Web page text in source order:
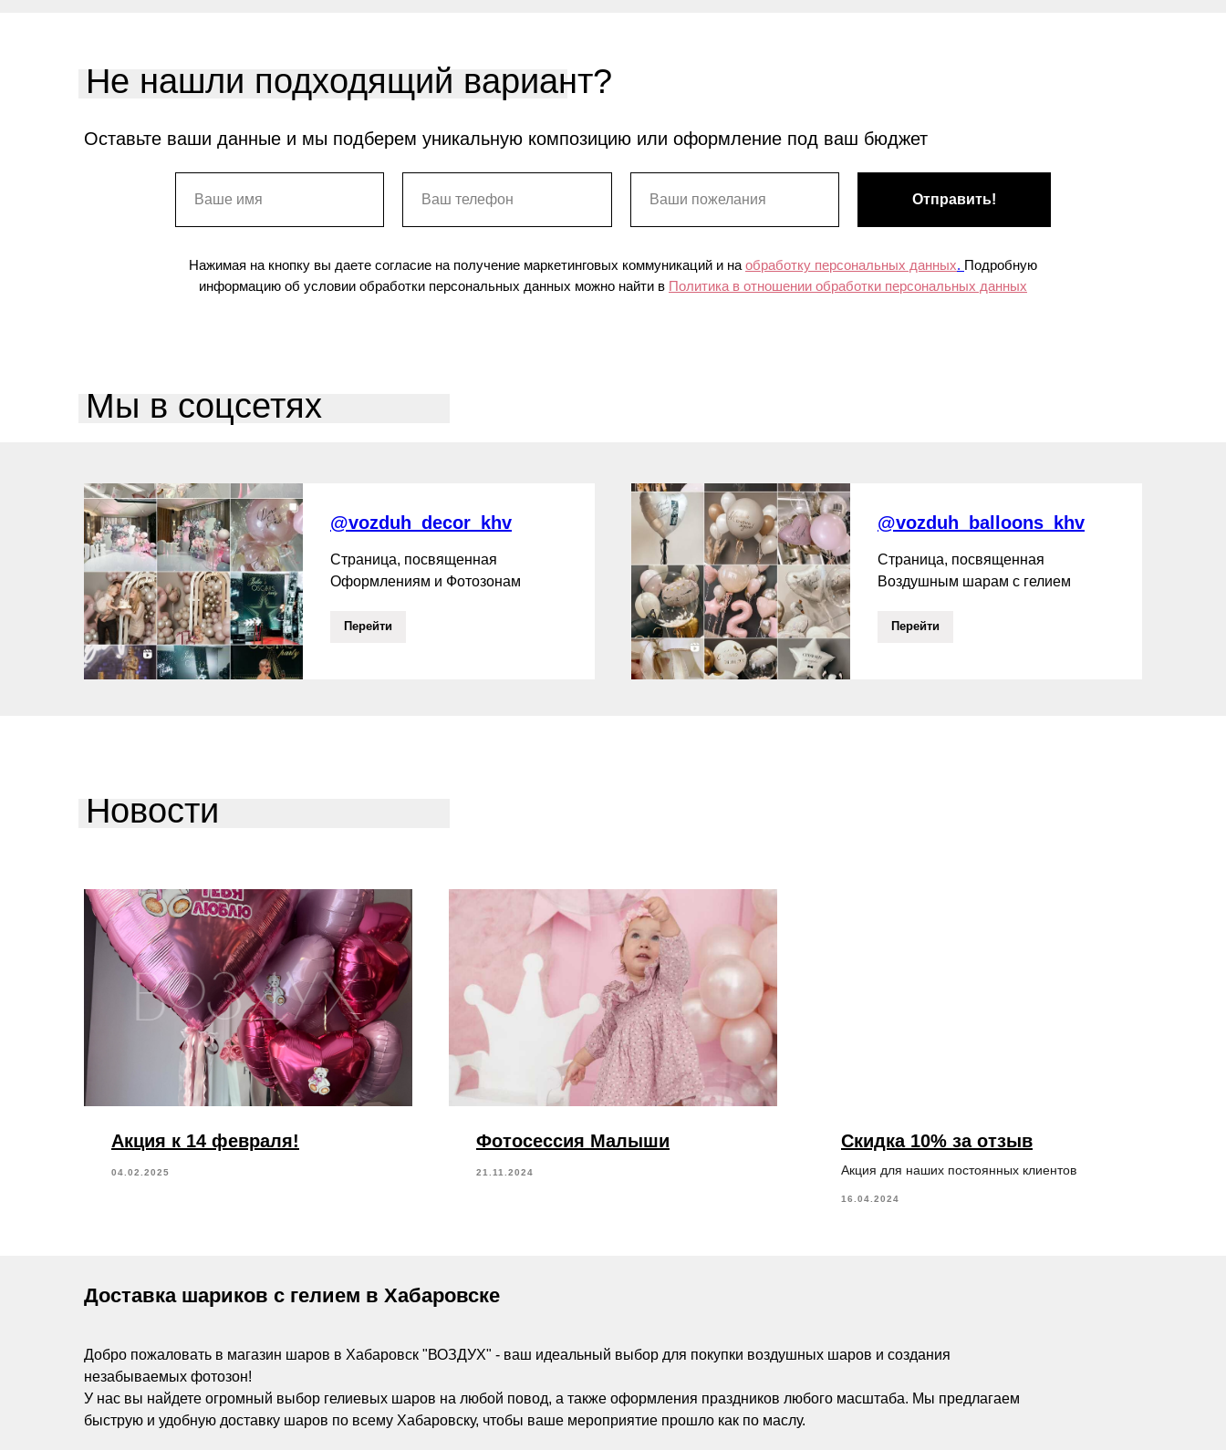
Не нашли подходящий вариант?
Оставьте ваши данные и мы подберем уникальную композицию или оформление под ваш бюджет
Отправить!
Нажимая на кнопку вы даете согласие на получение маркетинговых коммуникаций и на обработку персональных данных. Подробную
информацию об условии обработки персональных данных можно найти в Политика в отношении обработки персональных данных
Мы в соцсетях
@vozduh_decor_khv
Страница, посвященная
Оформлениям и Фотозонам
Перейти
@vozduh_balloons_khv
Страница, посвященная
Воздушным шарам с гелием
Перейти
Новости
Акция к 14 февраля!
04.02.2025
Фотосессия Малыши
21.11.2024
Скидка 10% за отзыв
Акция для наших постоянных клиентов
16.04.2024
Доставка шариков с гелием в Хабаровске
Добро пожаловать в магазин шаров в Хабаровск "ВОЗДУХ" - ваш идеальный выбор для покупки воздушных шаров и создания
незабываемых фотозон!
У нас вы найдете огромный выбор гелиевых шаров на любой повод, а также оформления праздников любого масштаба. Мы предлагаем
быструю и удобную доставку шаров по всему Хабаровску, чтобы ваше мероприятие прошло как по маслу.